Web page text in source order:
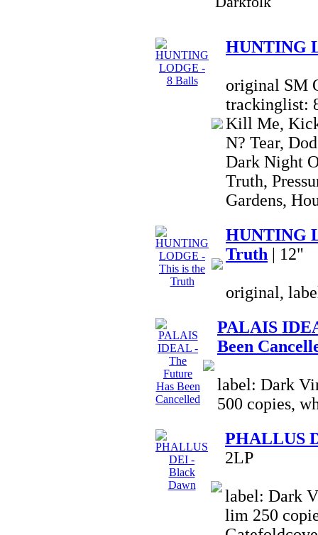
HUNTING
original SM
trackinglist:
Kill Me,
N? Tear,
Dark Night
Truth,
Gardens,
HUNTING
Truth | 12"
original,
PALAIS
Been
label: Dark
500 copies,
PHALLUS
2LP
label: Dark
lim 250